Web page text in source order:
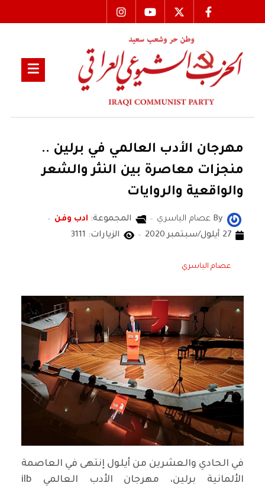
مهرجان الأدب العالمي في برلين ..
منجزات معاصرة بين النثر والشعر
والواقعية والروايات
By عصام الياسري المجموعة: ادب وفن
27 أيلول/سبتمبر 2020
الزيارات: 3111
عصام الياسري
في الحادي والعشرين من أيلول إنتهى في العاصمة
الألمانية برلين، مهرجان الأدب العالمي ilb